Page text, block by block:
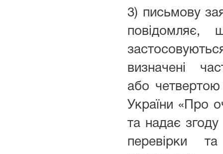
3) письмову
визначені
або четвертою
України «Про
та надає
перевірки